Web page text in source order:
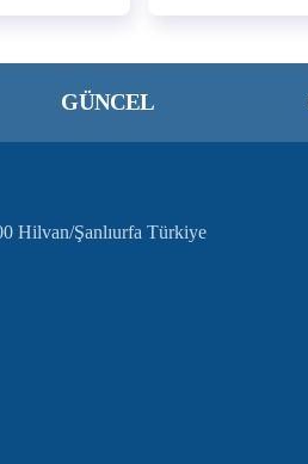
GÜNCEL
Hilvan/Şanlıurfa Türkiye